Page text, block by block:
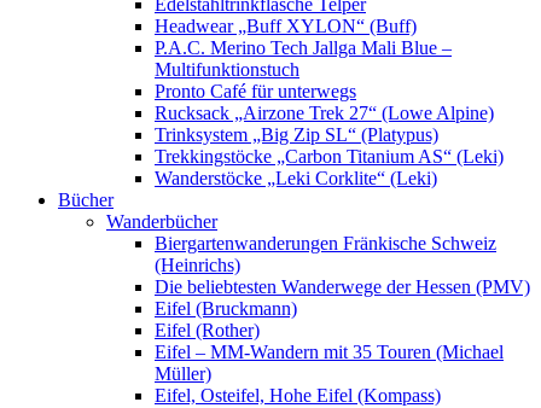
Edelstahltrinkflasche Telper
Headwear „Buff XYLON“ (Buff)
P.A.C. Merino Tech Jallga Mali Blue –
Multifunktionstuch
Pronto Café für unterwegs
Rucksack „Airzone Trek 27“ (Lowe Alpine)
Trinksystem „Big Zip SL“ (Platypus)
Trekkingstöcke „Carbon Titanium AS“ (Leki)
Wanderstöcke „Leki Corklite“ (Leki)
Bücher
Wanderbücher
Biergartenwanderungen Fränkische Schweiz
(Heinrichs)
Die beliebtesten Wanderwege der Hessen (PMV)
Eifel (Bruckmann)
Eifel (Rother)
Eifel – MM-Wandern mit 35 Touren (Michael
Müller)
Eifel, Osteifel, Hohe Eifel (Kompass)